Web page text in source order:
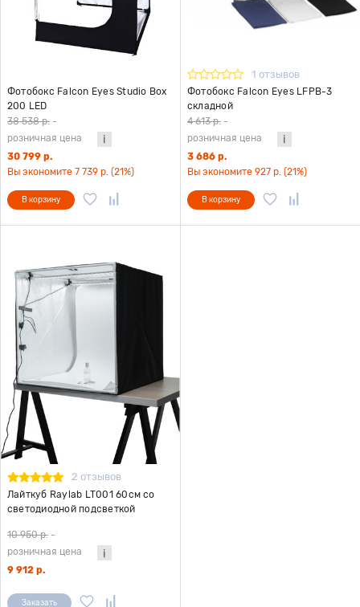
Фотобокс Falcon Eyes Studio Box
200 LED
38 538 р. -
розничная цена
30 799 р.
Вы экономите 7 739 р. (21%)
В корзину
1 отзывов
Фотобокс Falcon Eyes LFPB-3
складной
4 613 р. -
розничная цена
3 686 р.
Вы экономите 927 р. (21%)
В корзину
2 отзывов
Лайткуб Raylab LT001 60см со
светодиодной подсветкой
10 950 р. -
розничная цена
9 912 р.
Заказать